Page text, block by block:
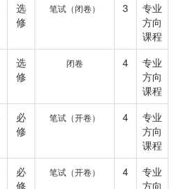
选
修
笔试（闭卷） 3
专业
方向
课程
选
修
闭卷 4
专业
方向
课程
必
修
笔试（开卷） 4
专业
方向
课程
必
修
笔试（开卷） 4
专业
方向